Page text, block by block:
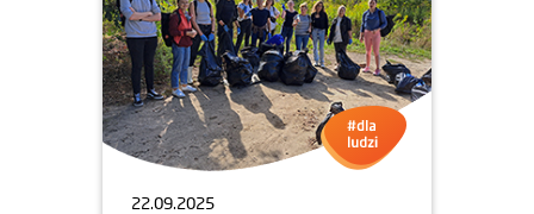
22.09.2025